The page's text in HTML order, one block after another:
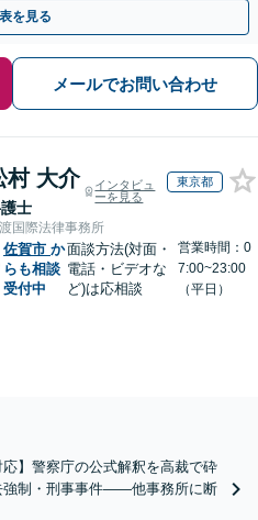
を見る
メールでお問い合わせ
村 大介
士
インタビュ
ーを見る
東京都
国際法律事務所
佐賀市 か
らも相談
受付中
面談方法(対面・
電話・ビデオな
ど)は応相談
営業時間：0
7:00~23:00
（平日）
】警察庁の公式解釈を高裁で砕
強制・刑事事件——他事務所に断